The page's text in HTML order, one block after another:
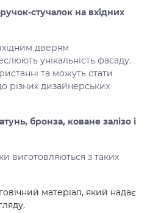
стучалок на вхідних
дверям
унікальність фасаду.
та можуть стати
різних дизайнерських
бронза, коване залізо і
виготовляються з таких
матеріал, який надає